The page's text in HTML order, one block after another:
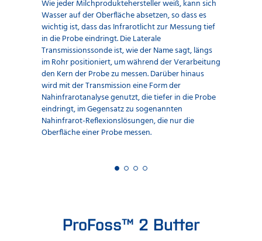
Wie jeder Milchproduktehersteller weiß, kann sich
Wasser auf der Oberfläche absetzen, so dass es
wichtig ist, dass das Infrarotlicht zur Messung tief
in die Probe eindringt. Die Laterale
Transmissionssonde ist, wie der Name sagt, längs
im Rohr positioniert, um während der Verarbeitung
den Kern der Probe zu messen. Darüber hinaus
wird mit der Transmission eine Form der
Nahinfrarotanalyse genutzt, die tiefer in die Probe
eindringt, im Gegensatz zu sogenannten
Nahinfrarot-Reflexionslösungen, die nur die
Oberfläche einer Probe messen.
ProFoss™ 2 Butter